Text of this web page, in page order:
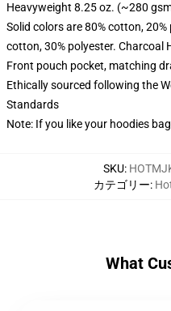
Heavyweight 8.25 oz. (~280
Solid colors are 80% cotton,
cotton, 30% polyester. Charcoal
Front pouch pocket, matching
Ethically sourced following the
Standards
Note: If you like your hoodies
SKU:
カテゴリー:
What